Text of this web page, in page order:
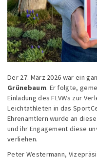
Der 27. März 2026 war ein
Grünebaum. Er folgte,
Einladung des FLVWs zur
Leichtathleten in das
Ehrenamtlern wurde an
und ihr Engagement diese
verliehen.
Peter Westermann,